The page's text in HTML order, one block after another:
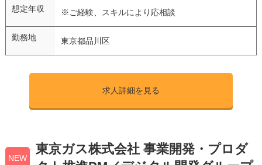
想定年収 ※ご経験、スキルにより応相談
勤務地 東京都品川区
求人詳細を見る
NEW
東京ガス株式会社 事業開発・プロダ